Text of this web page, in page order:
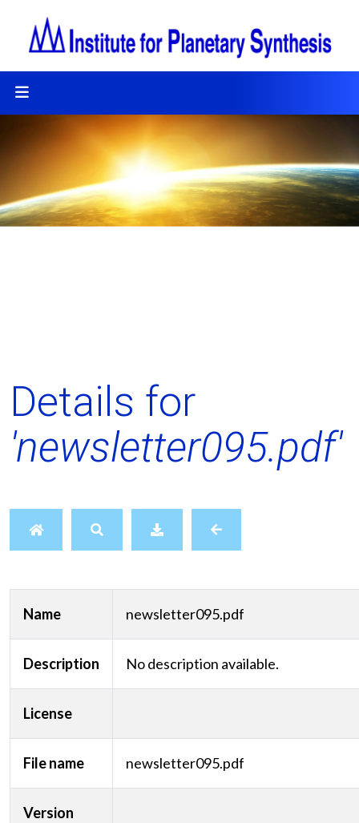
Details for
'newsletter095.pdf'
Name newsletter095.pdf
Description No description available.
License
File name newsletter095.pdf
Version